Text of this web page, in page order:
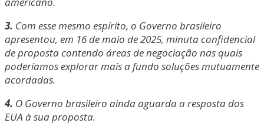
3. Com esse mesmo espírito, o Governo brasileiro
apresentou, em 16 de maio de 2025, minuta confidencial
de proposta contendo áreas de negociação nas quais
poderíamos explorar mais a fundo soluções mutuamente
acordadas.
4. O Governo brasileiro ainda aguarda a resposta dos
EUA à sua proposta.